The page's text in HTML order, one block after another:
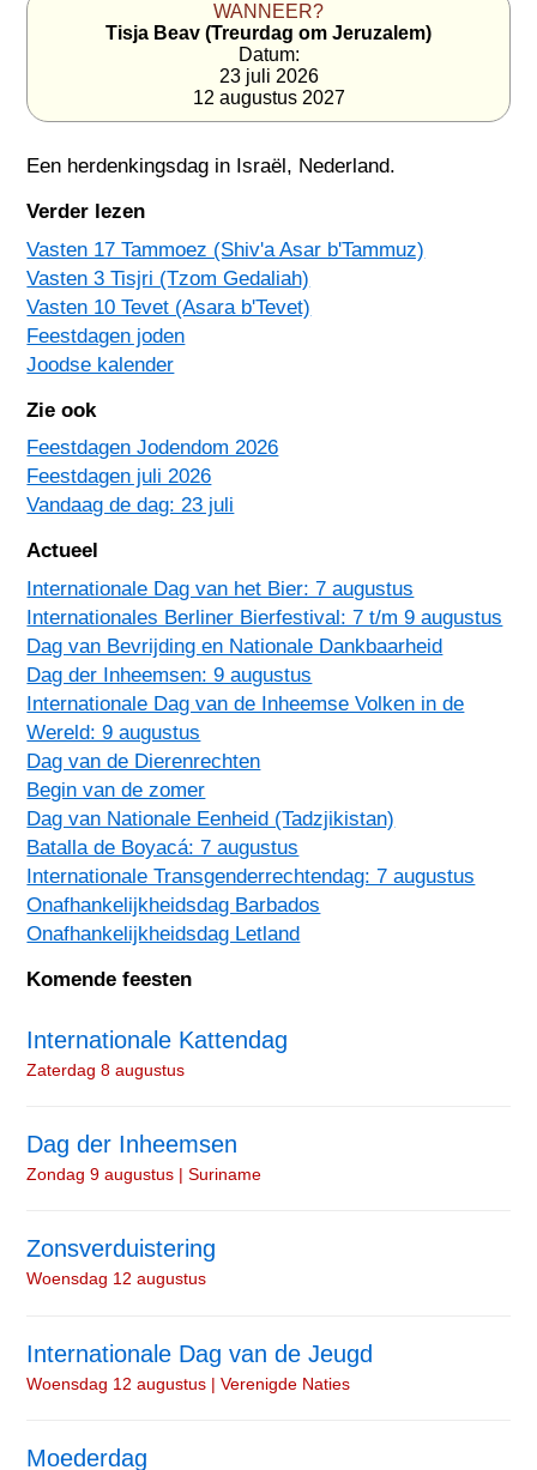
WANNEER?
Tisja Beav (Treurdag om Jeruzalem)
Datum:
23 juli 2026
12 augustus 2027
Een herdenkingsdag in Israël, Nederland.
Verder lezen
Vasten 17 Tammoez (Shiv'a Asar b'Tammuz)
Vasten 3 Tisjri (Tzom Gedaliah)
Vasten 10 Tevet (Asara b'Tevet)
Feestdagen joden
Joodse kalender
Zie ook
Feestdagen Jodendom 2026
Feestdagen juli 2026
Vandaag de dag: 23 juli
Actueel
Internationale Dag van het Bier: 7 augustus
Internationales Berliner Bierfestival: 7 t/m 9 augustus
Dag van Bevrijding en Nationale Dankbaarheid
Dag der Inheemsen: 9 augustus
Internationale Dag van de Inheemse Volken in de
Wereld: 9 augustus
Dag van de Dierenrechten
Begin van de zomer
Dag van Nationale Eenheid (Tadzjikistan)
Batalla de Boyacá: 7 augustus
Internationale Transgenderrechtendag: 7 augustus
Onafhankelijkheidsdag Barbados
Onafhankelijkheidsdag Letland
Komende feesten
Internationale Kattendag
Zaterdag 8 augustus
Dag der Inheemsen
Zondag 9 augustus | Suriname
Zonsverduistering
Woensdag 12 augustus
Internationale Dag van de Jeugd
Woensdag 12 augustus | Verenigde Naties
Moederdag